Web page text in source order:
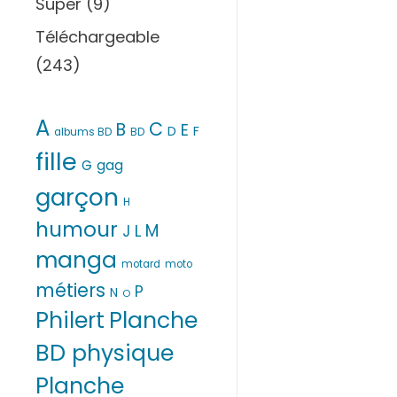
Téléchargeable
(243)
A albums BD B BD C D E F
fille G gag
garçon H
humour J L M
manga motard moto
métiers N O P
Philert Planche
BD physique
Planche